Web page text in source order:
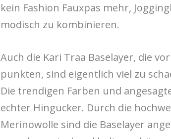
kein Fashion Fauxpas mehr,
modisch zu kombinieren.
Auch die Kari Traa Baselayer, die
punkten, sind eigentlich viel zu
Die trendigen Farben und
echter Hingucker. Durch die
Merinowolle sind die Baselayer